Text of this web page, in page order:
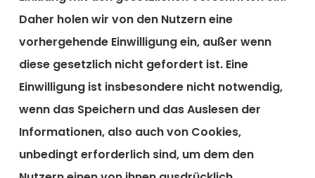
Daher holen wir von den Nutzern eine
vorhergehende Einwilligung ein, außer wenn
diese gesetzlich nicht gefordert ist. Eine
Einwilligung ist insbesondere nicht notwendig,
wenn das Speichern und das Auslesen der
Informationen, also auch von Cookies,
unbedingt erforderlich sind, um dem den